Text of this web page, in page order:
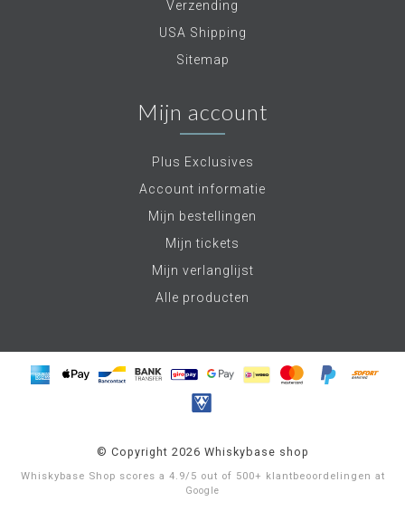
Verzending
USA Shipping
Sitemap
Mijn account
Plus Exclusives
Account informatie
Mijn bestellingen
Mijn tickets
Mijn verlanglijst
Alle producten
© Copyright 2026 Whiskybase shop
Whiskybase Shop scores a 4.9/ 5 out of 500+ klantbeoordelingen at
Google